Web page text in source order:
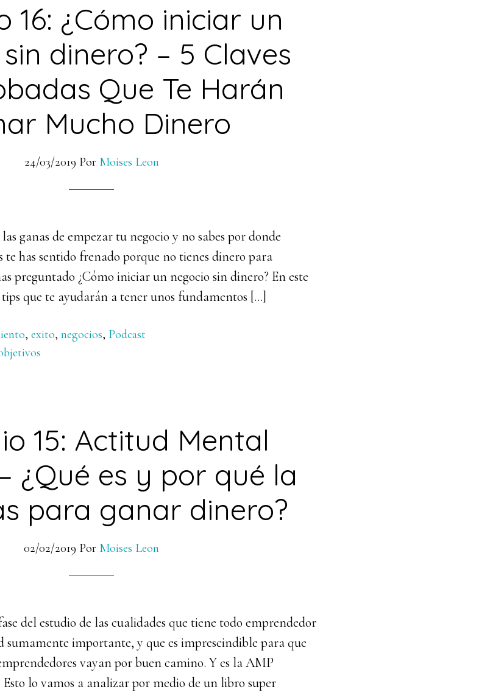
16: ¿Cómo iniciar un
dinero? – 5 Claves
Que Te Harán
Mucho Dinero
24/03/2019 Por Moises Leon
ganas de empezar tu negocio y no sabes por donde
te has sentido frenado porque no tienes dinero para
preguntado ¿Cómo iniciar un negocio sin dinero? En este
que te ayudarán a tener unos fundamentos […]
, exito, negocios, Podcast
15: Actitud Mental
¿Qué es y por qué la
para ganar dinero?
02/02/2019 Por Moises Leon
del estudio de las cualidades que tiene todo emprendedor
sumamente importante, y que es imprescindible para que
vayan por buen camino. Y es la AMP
lo vamos a analizar por medio de un libro super